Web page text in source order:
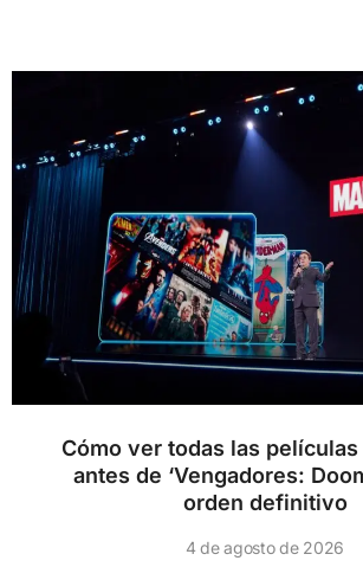
Cómo ver todas las
antes de ‘Vengadores:
orden definitivo
4 de agosto de 2026